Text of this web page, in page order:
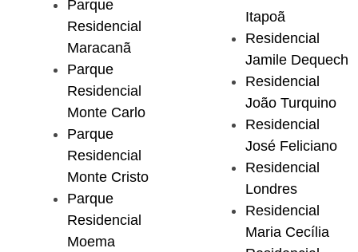
Parque
Residencial
Maracanã
Parque
Residencial
Monte Carlo
Parque
Residencial
Monte Cristo
Parque
Residencial
Moema
Itapoã
Residencial
Jamile Dequech
Residencial
João Turquino
Residencial
José Feliciano
Residencial
Londres
Residencial
Maria Cecília